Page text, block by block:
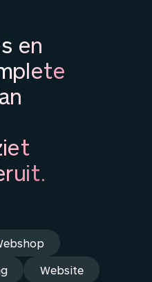
en
Website